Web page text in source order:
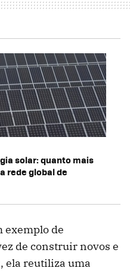
solar: quanto mais
rede global de
exemplo de
de construir novos e
ela reutiliza uma